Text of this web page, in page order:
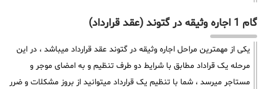
گام 1 اجاره وثیقه در گتوند (عقد قرارداد)
یکی از مهمترین مراحل اجاره وثیقه در گتوند عقد قرارداد میباشد ، در این
مرحله یک قراداد مطابق با شرایط دو طرف تنظیم و به امضای موجر و
مستاجر میرسد ، شما با تنظیم یک قرارداد میتوانید از بروز مشکلات و ضرر